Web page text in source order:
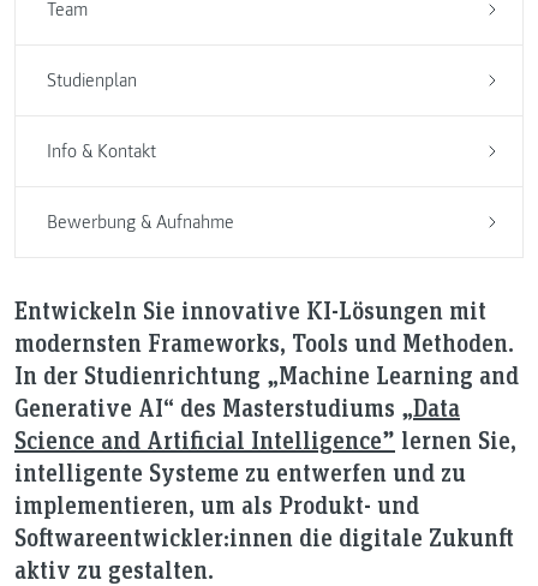
Entwickeln Sie innovative KI-Lösungen mit
modernsten Frameworks, Tools und Methoden.
In der Studienrichtung „Machine Learning and
Generative AI“ des Masterstudiums „Data
Science and Artificial Intelligence” lernen Sie,
intelligente Systeme zu entwerfen und zu
implementieren, um als Produkt- und
Softwareentwickler:innen die digitale Zukunft
aktiv zu gestalten.
Team
Studienplan
Info & Kontakt
Bewerbung & Aufnahme